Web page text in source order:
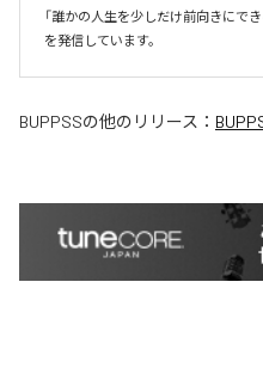
「誰かの人生を少しだけ前向きにで
を発信しています。
BUPPSSの他のリリース：